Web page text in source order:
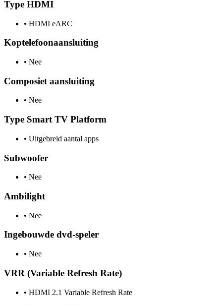
Type HDMI
• HDMI eARC
Koptelefoonaansluiting
• Nee
Composiet aansluiting
• Nee
Type Smart TV Platform
• Uitgebreid aantal apps
Subwoofer
• Nee
Ambilight
• Nee
Ingebouwde dvd-speler
• Nee
VRR (Variable Refresh Rate)
• HDMI 2.1 Variable Refresh Rate